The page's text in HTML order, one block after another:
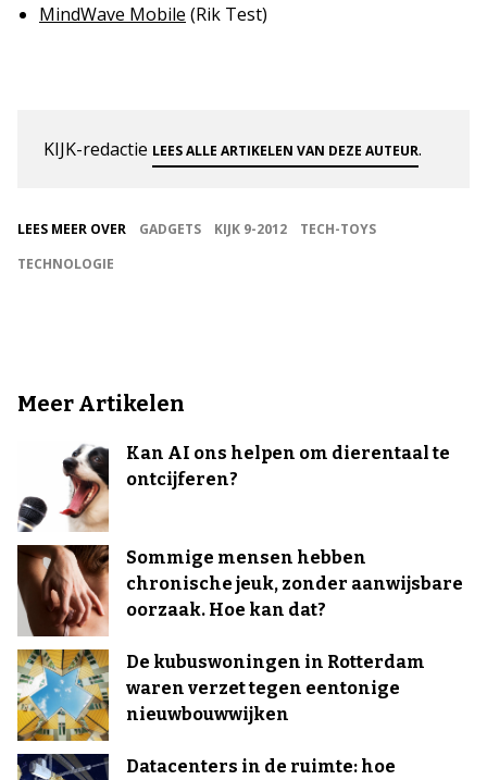
MindWave Mobile (Rik Test)
KIJK-redactie LEES ALLE ARTIKELEN VAN DEZE AUTEUR.
LEES MEER OVER GADGETS KIJK 9-2012
TECH-TOYS
TECHNOLOGIE
Meer Artikelen
Kan AI ons helpen om dierentaal te
ontcijferen?
Sommige mensen hebben
chronische jeuk, zonder aanwijsbare
oorzaak. Hoe kan dat?
De kubuswoningen in Rotterdam
waren verzet tegen eentonige
nieuwbouwwijken
Datacenters in de ruimte: hoe